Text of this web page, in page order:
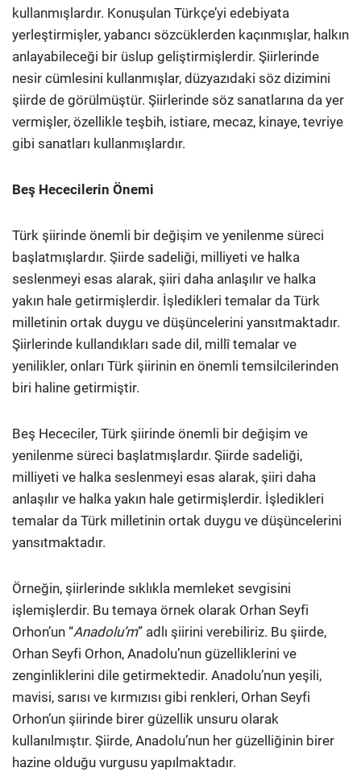
kullanmışlardır. Konuşulan Türkçe’yi edebiyata
yerleştirmişler, yabancı sözcüklerden kaçınmışlar, halkın
anlayabileceği bir üslup geliştirmişlerdir. Şiirlerinde
nesir cümlesini kullanmışlar, düzyazıdaki söz dizimini
şiirde de görülmüştür. Şiirlerinde söz sanatlarına da yer
vermişler, özellikle teşbih, istiare, mecaz, kinaye, tevriye
gibi sanatları kullanmışlardır.
Beş Hececilerin Önemi
Türk şiirinde önemli bir değişim ve yenilenme süreci
başlatmışlardır. Şiirde sadeliği, milliyeti ve halka
seslenmeyi esas alarak, şiiri daha anlaşılır ve halka
yakın hale getirmişlerdir. İşledikleri temalar da Türk
milletinin ortak duygu ve düşüncelerini yansıtmaktadır.
Şiirlerinde kullandıkları sade dil, millî temalar ve
yenilikler, onları Türk şiirinin en önemli temsilcilerinden
biri haline getirmiştir.
Beş Hececiler, Türk şiirinde önemli bir değişim ve
yenilenme süreci başlatmışlardır. Şiirde sadeliği,
milliyeti ve halka seslenmeyi esas alarak, şiiri daha
anlaşılır ve halka yakın hale getirmişlerdir. İşledikleri
temalar da Türk milletinin ortak duygu ve düşüncelerini
yansıtmaktadır.
Örneğin, şiirlerinde sıklıkla memleket sevgisini
işlemişlerdir. Bu temaya örnek olarak Orhan Seyfi
Orhon’un “Anadolu’m” adlı şiirini verebiliriz. Bu şiirde,
Orhan Seyfi Orhon, Anadolu’nun güzelliklerini ve
zenginliklerini dile getirmektedir. Anadolu’nun yeşili,
mavisi, sarısı ve kırmızısı gibi renkleri, Orhan Seyfi
Orhon’un şiirinde birer güzellik unsuru olarak
kullanılmıştır. Şiirde, Anadolu’nun her güzelliğinin birer
hazine olduğu vurgusu yapılmaktadır.